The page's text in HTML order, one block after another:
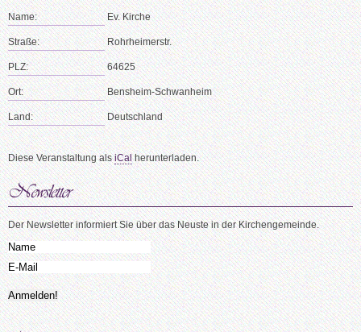
Name: Ev. Kirche
Straße: Rohrheimerstr.
PLZ: 64625
Ort: Bensheim-Schwanheim
Land: Deutschland
Diese Veranstaltung alsiCalherunterladen.
Der Newsletter informiert Sie über das Neuste in der Kirchengemeinde.